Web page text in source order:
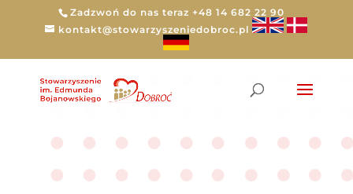
Zadzwoń do nas teraz +48 14 682 22 90
kontakt@stowarzyszeniedobroc.pl